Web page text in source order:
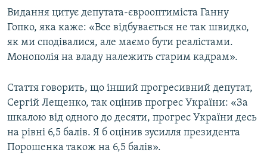
Видання цитує депутата-єврооптиміста Ганну
Гопко, яка каже: «Все відбувається не так швидко,
як ми сподівалися, але маємо бути реалістами.
Монополія на владу належить старим кадрам».
Стаття говорить, що інший прогресивний депутат,
Сергій Лещенко, так оцінив прогрес України: «За
шкалою від одного до десяти, прогрес України десь
на рівні 6,5 балів. Я б оцінив зусилля президента
Порошенка також на 6,5 балів».